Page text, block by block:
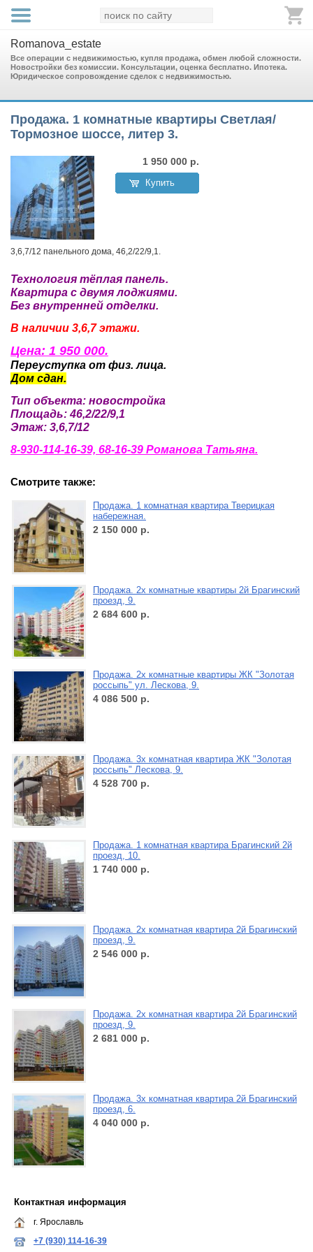
Romanova_estate
Все операции с недвижимостью, купля продажа, обмен любой сложности.
Новостройки без комиссии. Консультации, оценка бесплатно. Ипотека.
Юридическое сопровождение сделок с недвижимостью.
Продажа. 1 комнатные квартиры Светлая/
Тормозное шоссе, литер 3.
1 950 000 р.
Купить
3,6,7/12 панельного дома, 46,2/22/9,1.
Технология тёплая панель.
Квартира с двумя лоджиями.
Без внутренней отделки.
В наличии 3,6,7 этажи.
Цена: 1 950 000.
Переуступка от физ. лица.
Дом сдан.
Тип объекта: новостройка
Площадь: 46,2/22/9,1
Этаж: 3,6,7/12
8-930-114-16-39, 68-16-39 Романова Татьяна.
Смотрите также:
Продажа. 1 комнатная квартира Тверицкая
набережная.
2 150 000 р.
Продажа. 2х комнатные квартиры 2й Брагинский
проезд, 9.
2 684 600 р.
Продажа. 2х комнатные квартиры ЖК "Золотая
россыпь" ул. Лескова, 9.
4 086 500 р.
Продажа. 3х комнатная квартира ЖК "Золотая
россыпь" Лескова, 9.
4 528 700 р.
Продажа. 1 комнатная квартира Брагинский 2й
проезд, 10.
1 740 000 р.
Продажа. 2х комнатная квартира 2й Брагинский
проезд, 9.
2 546 000 р.
Продажа. 2х комнатная квартира 2й Брагинский
проезд, 9.
2 681 000 р.
Продажа. 3х комнатная квартира 2й Брагинский
проезд, 6.
4 040 000 р.
Контактная информация
г. Ярославль
+7 (930) 114-16-39